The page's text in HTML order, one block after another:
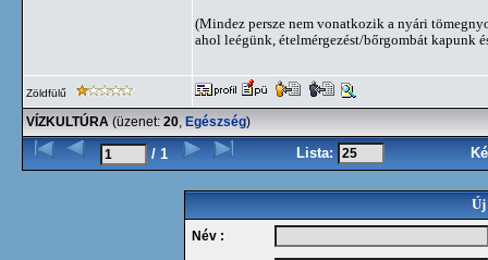
(Mindez persze nem vonatkozik a nyári
ahol leégünk, ételmérgezést/bőrgombát kapunk
Zöldfülű
VÍZKULTÚRA (üzenet: 20, Egészség)
/ 1 Lista:
Új
Név :